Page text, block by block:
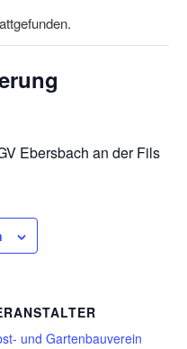
Ebersbach an der Fils
und Gartenbauverein